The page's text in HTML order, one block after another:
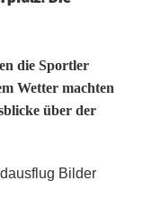
die Sportler
Wetter machten
über der